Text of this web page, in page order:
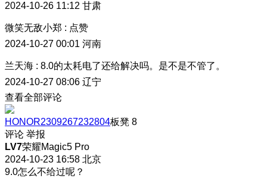
2024-10-26 11:12 甘肃
微笑无敌小郑 : 点赞
2024-10-27 00:01 河南
兰天海 : 8.0的太耗电了还给解决吗。是不是不管了。
2024-10-27 08:06 辽宁
查看全部评论
HONOR2309267232804板凳 8
评论 举报
LV7荣耀Magic5 Pro
2024-10-23 16:58 北京
9.0怎么不给过呢？